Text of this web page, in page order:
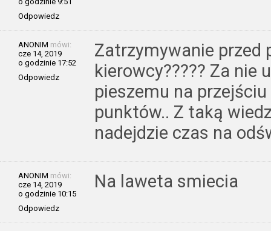
Odpowiedz
ANONIM mówi:
cze 14, 2019
o godzinie 17:52
Odpowiedz
Zatrzymywanie przed
kierowcy????? Za nie
pieszemu na
punktów.. Z taką
nadejdzie czas na
ANONIM mówi:
cze 14, 2019
o godzinie 10:15
Odpowiedz
Na laweta smiecia